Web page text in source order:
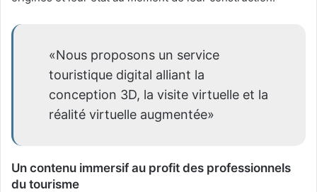
«Nous proposons un service
touristique digital alliant la
conception 3D, la visite virtuelle et la
réalité virtuelle augmentée»
Un contenu immersif au profit des professionnels
du tourisme